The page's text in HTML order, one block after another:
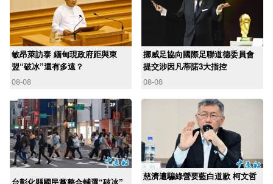
敏昂萊訪泰 緬甸現政府距與東
盟“破冰”還有多遠？
08-08
挪威足協向國際足聯道德委員會
提交涉因凡蒂諾3大指控
08-08
慈濟遭騙綠營要藍白道歉 柯文哲